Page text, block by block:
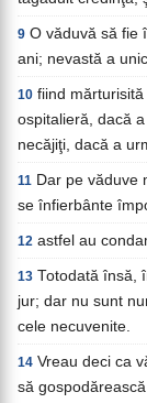
9 O văduvă să fie
ani; nevastă a
10 fiind
ospitalieră, dacă
necăjiţi, dacă a
11 Dar pe văduve
se înfierbânte
12 astfel au
13 Totodată însă,
jur; dar nu sunt
cele necuvenite.
14 Vreau deci ca
să